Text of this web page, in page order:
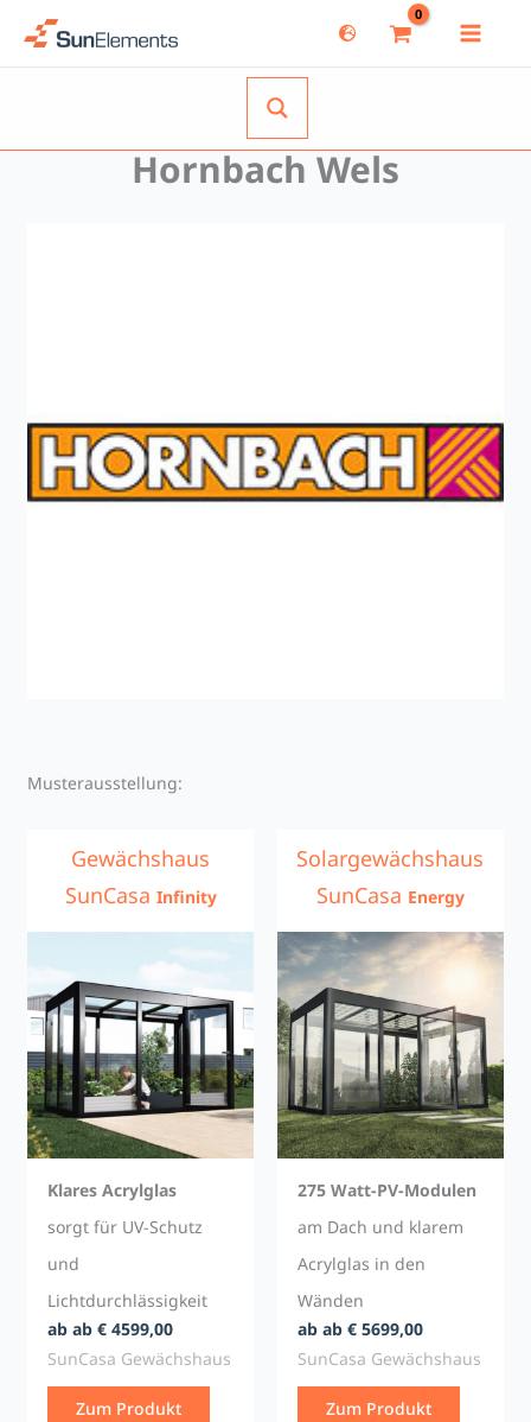
Inhalt
Hornbach Wels
Musterausstellung:
Gewächshaus
SunCasa Infinity
Klares Acrylglas
sorgt für UV-Schutz
und
Lichtdurchlässigkeit
ab ab € 4599,00
SunCasa Gewächshaus
Zum Produkt
Solargewächshaus
SunCasa Energy
275 Watt-PV-Modulen
am Dach und klarem
Acrylglas in den
Wänden
ab ab € 5699,00
SunCasa Gewächshaus
Zum Produkt